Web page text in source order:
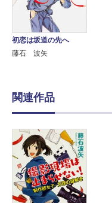
初恋は坂道の先へ
藤石 波矢
関連作品